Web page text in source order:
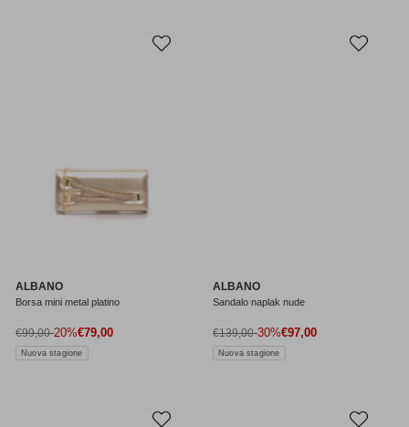
ALBANO
Borsa mini metal platino
Prezzo di vendita
€79,00
Prezzo normale
€99,00-20%
Nuova stagione
ALBANO
Sandalo naplak nude
Prezzo di vendita
€97,00
Prezzo normale
€139,00-30%
Nuova stagione